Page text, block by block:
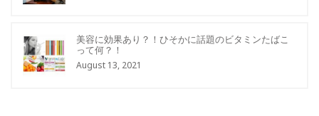
美容に効果あり？！ひそかに話題のビタミンたばこ
って何？！
August 13, 2021